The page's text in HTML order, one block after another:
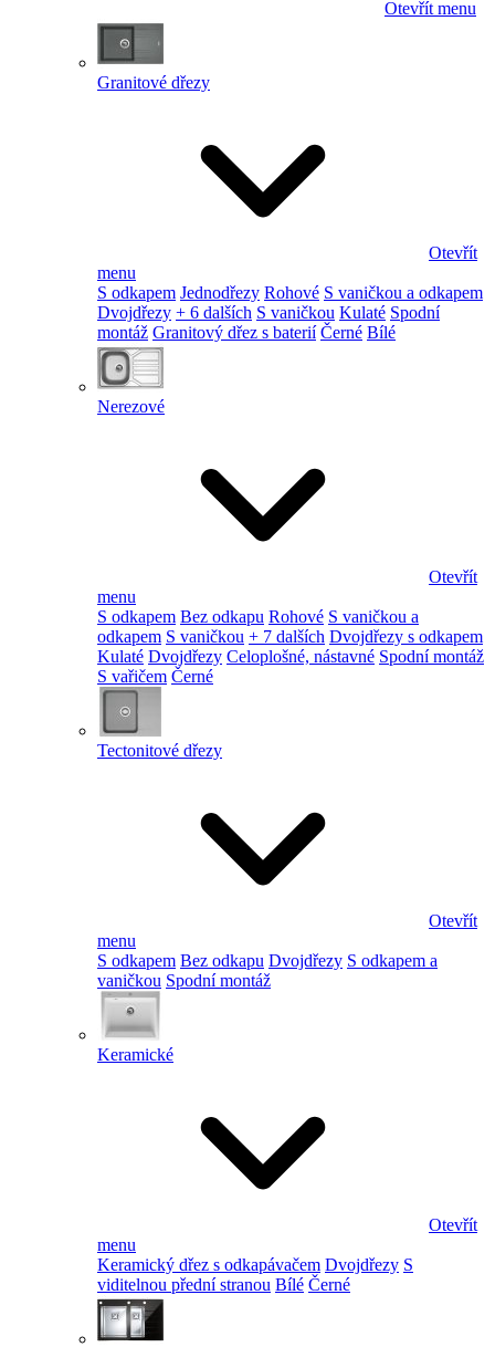
Otevřít menu
Granitové dřezy
Otevřít
menu
S odkapem Jednodřezy Rohové S vaničkou a odkapem
Dvojdřezy + 6 dalších S vaničkou Kulaté Spodní
montáž Granitový dřez s baterií Černé Bílé
Nerezové
Otevřít
menu
S odkapem Bez odkapu Rohové S vaničkou a
odkapem S vaničkou + 7 dalších Dvojdřezy s odkapem
Kulaté Dvojdřezy Celoplošné, nástavné Spodní montáž
S vařičem Černé
Tectonitové dřezy
Otevřít
menu
S odkapem Bez odkapu Dvojdřezy S odkapem a
vaničkou Spodní montáž
Keramické
Otevřít
menu
Keramický dřez s odkapávačem Dvojdřezy S
viditelnou přední stranou Bílé Černé